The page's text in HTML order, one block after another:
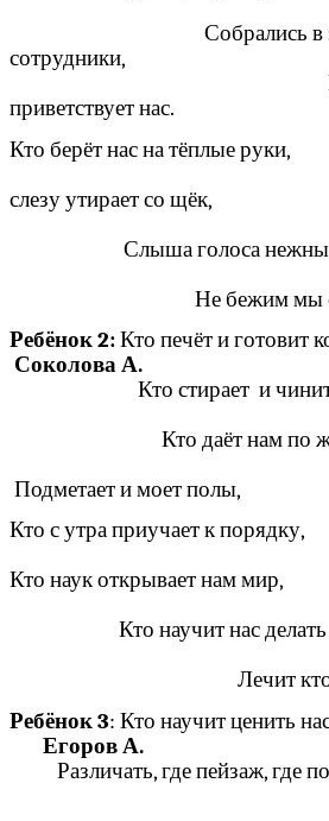
Собрались в
Все, кто
приветствует нас.
Кто берёт нас на
слезу
Слыша голоса
Не бежим мы от
Ребёнок 2:Кто печёт и
Кто стирает
Кто даёт нам по
Подметает и моет полы,
Кто с утра
Кто наук
Кто научит нас
Лечит кто
Ребёнок 3: Кто научит
Различать, где